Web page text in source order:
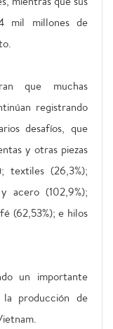
mil millones de
que muchas
registrando
desafíos, que
y otras piezas
textiles (26,3%);
acero (102,9%);
(62,53%); e hilos
un importante
la producción de